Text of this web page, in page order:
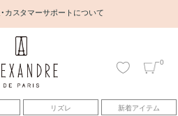
カスタマーサポートについて
0
リズレ 新着アイテム